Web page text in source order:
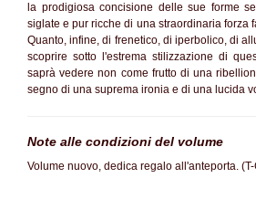
la prodigiosa concisione delle sue forme
siglate e pur ricche di una straordinaria forza
Quanto, infine, di frenetico, di iperbolico, di
scoprire sotto l'estrema stilizzazione di
saprà vedere non come frutto di una
segno di una suprema ironia e di una lucida
Note alle condizioni del volume
Volume nuovo, dedica regalo all'anteporta.